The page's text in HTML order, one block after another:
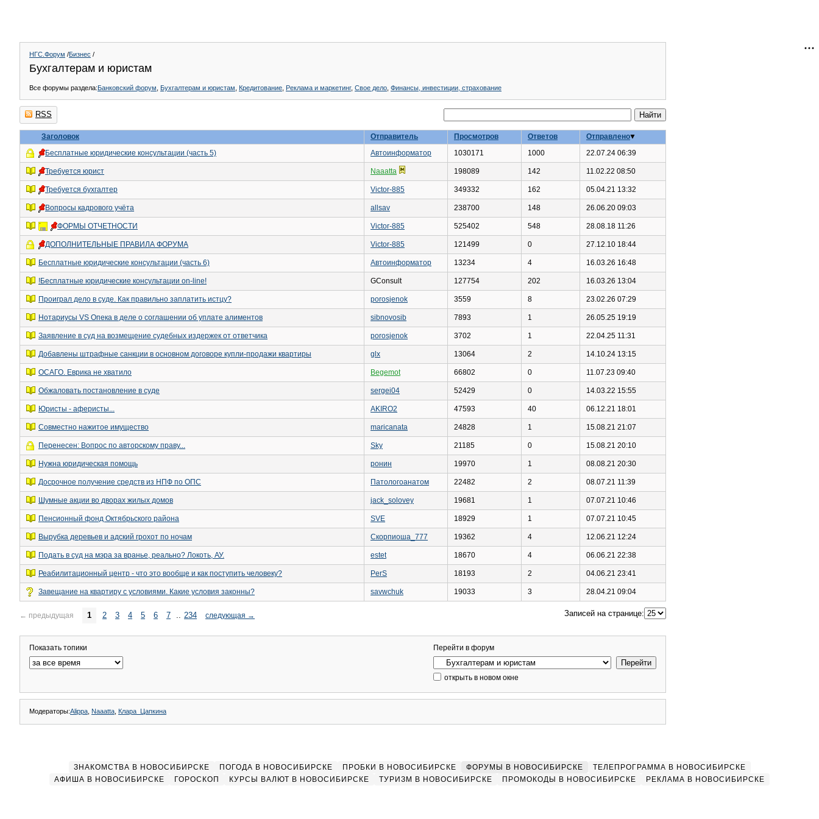
НГС.Форум /Бизнес /
Бухгалтерам и юристам
Все форумы раздела:Банковский форум Бухгалтерам и юристам Кредитование Реклама и маркетинг, Свое дело Финансы, инвестиции, страхование
RSS
Заголовок Отправитель Просмотров Ответов
Отправлено
Бесплатные юридические консультации (часть 5)
Автоинформатор 1030171 1000 22.07.24 06:39
Требуется юрист Naaatta 198089 142 11.02.22 08:50
Требуется бухгалтер Victor-885 349332 162 05.04.21 13:32
Вопросы кадрового учёта allsav 238700 148 26.06.20 09:03
ФОРМЫ ОТЧЕТНОСТИ Victor-885 525402 548 28.08.18 11:26
ДОПОЛНИТЕЛЬНЫЕ ПРАВИЛА ФОРУМА Victor-885 121499 0 27.12.10 18:44
Бесплатные юридические консультации (часть 6) Автоинформатор 13234 4 16.03.26 16:48
!Бесплатные юридические консультации on-line! GConsult 127754 202 16.03.26 13:04
Проиграл дело в суде. Как правильно заплатить истцу? porosjenok 3559 8 23.02.26 07:29
Нотариусы VS Опека в деле о соглашении об уплате алиментов sibnovosib 7893 1 26.05.25 19:19
Заявление в суд на возмещение судебных издержек от ответчика porosjenok 3702 1 22.04.25 11:31
Добавлены штрафные санкции в основном договоре купли-продажи квартиры glx 13064 2 14.10.24 13:15
ОСАГО. Еврика не хватило Begemot 66802 0 11.07.23 09:40
Обжаловать постановление в суде sergei04 52429 0 14.03.22 15:55
Юристы - аферисты... AKIRO2 47593 40 06.12.21 18:01
Совместно нажитое имущество maricanata 24828 1 15.08.21 21:07
Перенесен: Вопрос по авторскому праву... Sky 21185 0 15.08.21 20:10
Нужна юридическая помощь ронин 19970 1 08.08.21 20:30
Досрочное получение средств из НПФ по ОПС Патологоанатом 22482 2 08.07.21 11:39
Шумные акции во дворах жилых домов jack_solovey 19681 1 07.07.21 10:46
Пенсионный фонд Октябрьского района SVE 18929 1 07.07.21 10:45
Вырубка деревьев и адский грохот по ночам Скорпиоша_777 19362 4 12.06.21 12:24
Подать в суд на мэра за вранье, реально? Локоть, АУ. estet 18670 4 06.06.21 22:38
Реабилитационный центр - что это вообще и как поступить человеку? PerS 18193 2 04.06.21 23:41
Завещание на квартиру с условиями. Какие условия законны? savwchuk 19033 3 28.04.21 09:04
← предыдущая 1 2 3 4 5 6 7 .. 234 следующая → Записей на странице:
Показать топики Перейти в форум
открыть в новом окне
Модераторы:Alippa Naaatta Клара_Цапкина
ЗНАКОМСТВА В НОВОСИБИРСКЕ ПОГОДА В НОВОСИБИРСКЕ ПРОБКИ В НОВОСИБИРСКЕ ФОРУМЫ В НОВОСИБИРСКЕ
ТЕЛЕПРОГРАММА В НОВОСИБИРСКЕ
АФИША В НОВОСИБИРСКЕ
ГОРОСКОП КУРСЫ ВАЛЮТ В НОВОСИБИРСКЕ ТУРИЗМ В НОВОСИБИРСКЕ ПРОМОКОДЫ В НОВОСИБИРСКЕ РЕКЛАМА В НОВОСИБИРСКЕ